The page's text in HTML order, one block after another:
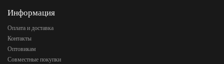
Информация
Оплата и доставка
Контакты
Оптовикам
Совместные покупки